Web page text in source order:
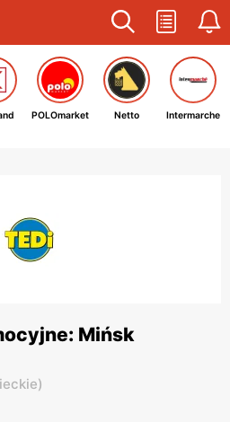
POLOmarket Netto Intermarche
Mińsk
)